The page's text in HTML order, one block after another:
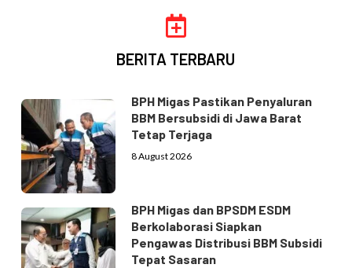
BERITA TERBARU
BPH Migas Pastikan Penyaluran
BBM Bersubsidi di Jawa Barat
Tetap Terjaga
8 August 2026
BPH Migas dan BPSDM ESDM
Berkolaborasi Siapkan
Pengawas Distribusi BBM Subsidi
Tepat Sasaran